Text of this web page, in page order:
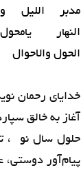
مدبر اللیل و
النهار یامحول
الحول والاحوال
خدایای رحمان
آغاز به خالق
حلول سال نو ،
پیام‌آور